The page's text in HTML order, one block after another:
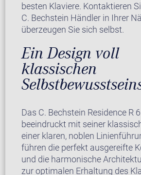
besten Klaviere. Kontaktieren
C. Bechstein Händler in Ihrer
überzeugen Sie sich selbst.
Ein Design voll
klassischen
Das C. Bechstein Residence R
beeindruckt mit seiner
einer klaren, noblen
führen die perfekt ausgereifte
und die harmonische
zur optimalen Erhaltung des